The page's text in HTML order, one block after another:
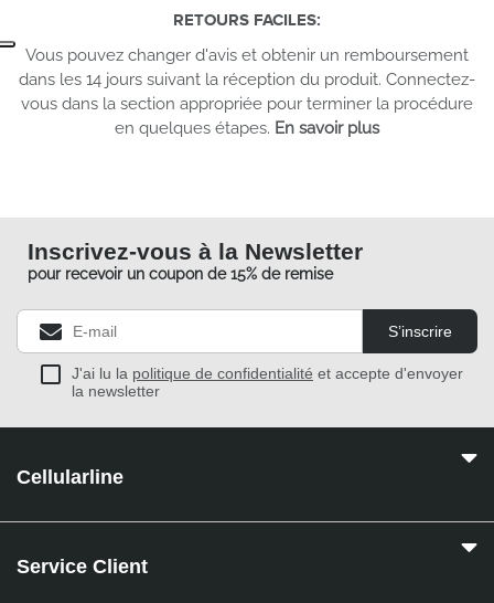
RETOURS FACILES:
Vous pouvez changer d'avis et obtenir un remboursement
dans les 14 jours suivant la réception du produit. Connectez-
vous dans la section appropriée pour terminer la procédure
en quelques étapes. En savoir plus
Inscrivez-vous à la Newsletter
pour recevoir un coupon de 15% de remise
S’inscrire
J'ai lu la politique de confidentialité et accepte d'envoyer
la newsletter
Cellularline
Service Client